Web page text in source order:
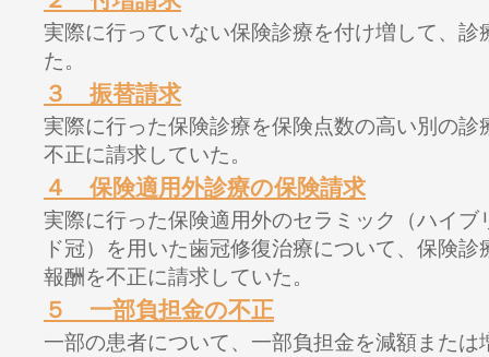
実際に行っていない保険診療を付け増して、診
た。
３ 振替請求
実際に行った保険診療を保険点数の高い別の
不正に請求していた。
４ 保険適用外診療の保険請求
実際に行った保険適用外のセラミック（ハイ
ド冠）を用いた歯冠修復治療について、保険
報酬を不正に請求していた。
５ 一部負担金の不正
一部の患者について、一部負担金を減額また